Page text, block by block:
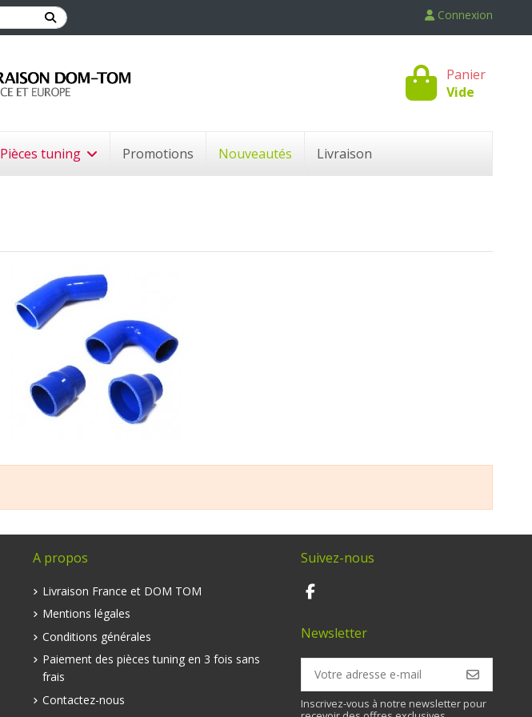
Connexion
Panier
Vide
Pièces tuning Promotions Nouveautés Livraison
A propos
Livraison France et DOM TOM
Mentions légales
Conditions générales
Paiement des pièces tuning en 3 fois sans
frais
Contactez-nous
Suivez-nous
Newsletter
Inscrivez-vous à notre newsletter pour